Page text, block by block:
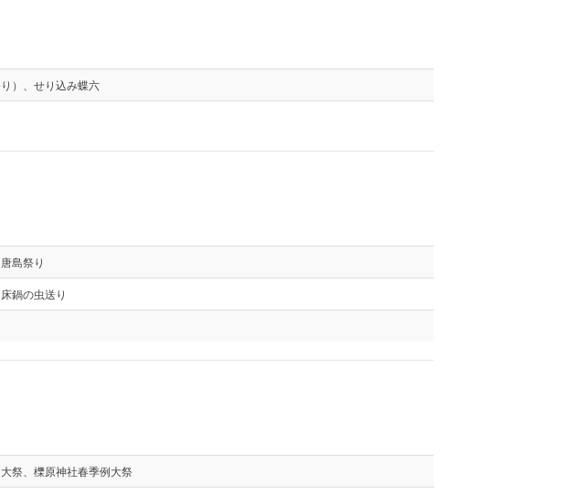
）、せり込み蝶六
島祭り
鍋の虫送り
祭、櫟原神社春季例大祭